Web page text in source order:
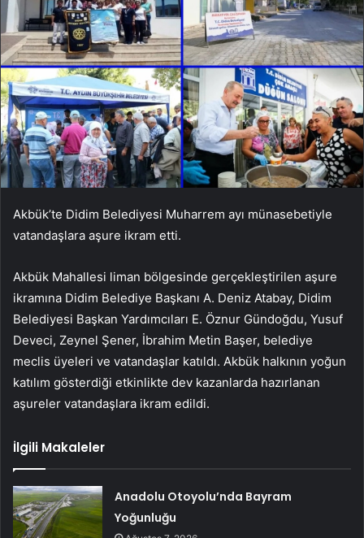
Akbük’te Didim Belediyesi Muharrem ayı münasebetiyle
vatandaşlara aşure ikram etti.
Akbük Mahallesi liman bölgesinde gerçekleştirilen aşure
ikramına Didim Belediye Başkanı A. Deniz Atabay, Didim
Belediyesi Başkan Yardımcıları E. Öznur Gündoğdu, Yusuf
Deveci, Zeynel Şener, İbrahim Metin Başer, belediye
meclis üyeleri ve vatandaşlar katıldı. Akbük halkının yoğun
katılım gösterdiği etkinlikte dev kazanlarda hazırlanan
aşureler vatandaşlara ikram edildi.
İlgili Makaleler
Anadolu Otoyolu’nda Bayram
Yoğunluğu